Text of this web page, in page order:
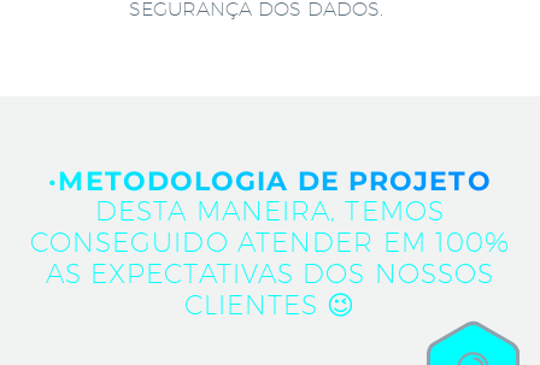
SEGURANÇA DOS DADOS.
·METODOLOGIA DE PROJETO
DESTA MANEIRA, TEMOS
CONSEGUIDO ATENDER EM 100%
AS EXPECTATIVAS DOS NOSSOS
CLIENTES 😉